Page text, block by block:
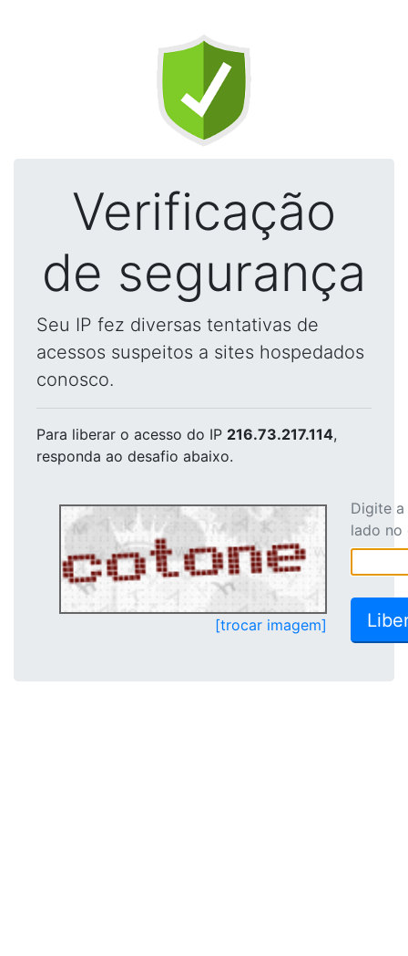
Verificação
de segurança
Seu IP fez diversas tentativas de
acessos suspeitos a sites hospedados
conosco.
Para liberar o acesso do IP 216.73.217.114,
responda ao desafio abaixo.
[trocar imagem]
Digite
lado no